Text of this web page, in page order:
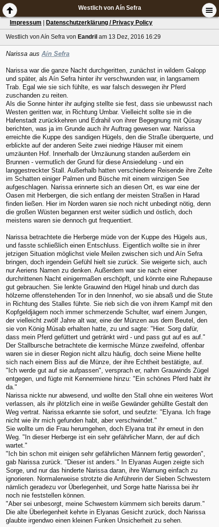
Westlich von Aín Sefra
Impressum Datenschutzerklärung / Privacy Policy
Westlich von Aín Sefra von Eandril am 13 Dez, 2016 16:29
Narissa aus Aín Sefra
Narissa war die ganze Nacht durchgeritten, zunächst in wildem Galopp
und später, als Aín Sefra hinter ihr verschwunden war, in langsamem
Trab. Egal wie sie sich fühlte, es war falsch deswegen ihr Pferd
zuschanden zu reiten.
Als die Sonne hinter ihr aufging stellte sie fest, dass sie unbewusst nach
Westen geritten war, in Richtung Umbar. Vielleicht sollte sie in die
Hafenstadt zurückkehren und Edrahil von ihrer Begegnung mit Qúsay
berichten, was ja im Grunde auch ihr Auftrag gewesen war. Narissa
erreichte die Kuppe des sandigen Hügels, den die Straße überquerte, und
erblickte auf der anderen Seite zwei niedrige Häuser mit einem
umzäunten Hof. Innerhalb der Umzäunung standen außerdem ein
Brunnen - vermutlich der Grund für diese Ansiedelung - und ein
langgestreckter Stall. Außerhalb hatten verschiedene Reisende ihre Zelte
im Schatten einiger Palmen und Büsche mit einem winzigen See
aufgeschlagen. Narissa erinnerte sich an diesen Ort, es war eine der
Oasen mit Herbergen, die sich entlang der meisten Straßen in Harad
finden ließen. Hier im Norden waren sie noch nicht unbedingt nötig, denn
die großen Wüsten begannen erst weiter südlich und östlich, doch
meistens waren sie dennoch gut frequentiert.
Narissa betrachtete die Herberge müde von der Kuppe des Hügels aus,
und fasste schließlich einen Entschluss. Eigentlich wollte sie in ihrer
jetzigen Situation möglichst viele Meilen zwischen sich und Aín Sefra
bringen, doch irgendein Gefühl hielt sie zurück. Sie weigerte sich, auch
nur Aeriens Namen zu denken. Außerdem war sie nach einer
durchrittenen Nacht einigermaßen erschöpft, und könnte eine Ruhepause
gut gebrauchen. Sie lenkte Grauwind den Hügel hinab und durch das
hölzerne offenstehenden Tor in den Innenhof, wo sie absaß und die Stute
in Richtung des Stalles führte. Sie rieb sich die von ihrem Kampf mit den
Kopfgeldjägern noch immer schmerzende Schulter, warf einem Jungen,
der vielleicht zwölf Jahre alt war, eine der Münzen aus dem Beutel, den
sie von König Músab erhalten hatte, zu und sagte: "Hier. Sorg dafür,
dass mein Pferd gefüttert und getränkt wird - und pass gut auf es auf."
Der Stallbursche betrachtete die kermische Münze zweifelnd, offenbar
waren sie in dieser Region nicht allzu häufig, doch seine Miene hellte
sich nach einem Biss auf die Münze, der ihre Echtheit bestätigte, auf.
"Ich werde gut auf sie aufpassen", versprach er, nahm Grauwinds Zügel
entgegen, und fügte mit Kennermiene hinzu: "Ein schönes Pferd habt ihr
da."
Narissa nickte nur abwesend, und wollte den Stall ohne ein weiteres Wort
verlassen, als ihr plötzlich eine in weiße Gewänder gehüllte Gestalt den
Weg vertrat. Narissa erkannte sie sofort, und seufzte: "Elyana. Ich frage
nicht wie ihr mich gefunden habt, aber verschwindet."
Sie wollte um die Frau herumgehen, doch Elyana trat ihr erneut in den
Weg. "In dieser Herberge ist ein sehr gefährlicher Mann, der auf dich
wartet."
"Ich bin schon mit einigen sehr gefährlichen Männern fertig geworden",
gab Narissa zurück. "Dieser ist anders." In Elyanas Augen zeigte sich
Sorge, und nur das hinderte Narissa daran, ihre Warnung einfach zu
ignorieren. Normalerweise strotzte die Anführerin der Sieben Schwestern
nämlich geradezu vor Überlegenheit, und Sorge hatte Narissa bei ihr
noch nie feststellen können.
"Aber sei unbesorgt, meine Schwestern kümmern sich bereits darum."
Die alte Überlegenheit kehrte in Elyanas Gesicht zurück, doch Narissa
glaubte irgendwo einen kleinen Funken Unsicherheit zu sehen.